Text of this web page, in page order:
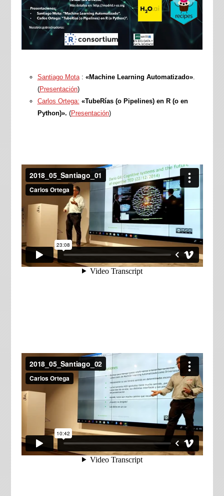
Santiago Mota: «Machine Learning Automatizado».
(Presentación)
Carlos Ortega: «TubeRías (o Pipelines) en R (o en
Python)». (Presentación)